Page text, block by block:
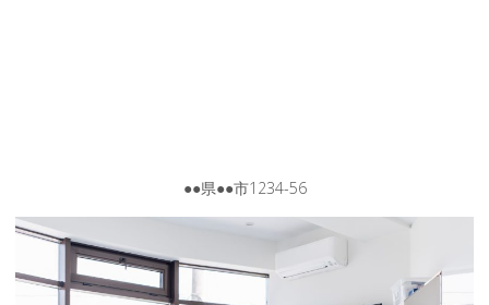
●●県●●市1234-56